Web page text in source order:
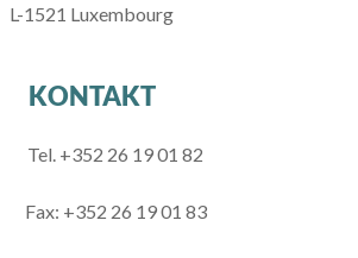
L-1521 Luxembourg
KONTAKT
Tel. +352 26 19 01 82
Fax: +352 26 19 01 83